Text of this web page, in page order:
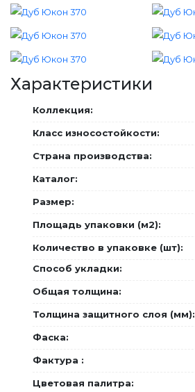
Характеристики
Коллекция:
Класс износостойкости:
Страна производства:
Каталог:
Размер:
Площадь упаковки (м2):
Количество в упаковке (шт):
Способ укладки:
Общая толщина:
Толщина защитного слоя (мм):
Фаска:
Фактура :
Цветовая палитра: